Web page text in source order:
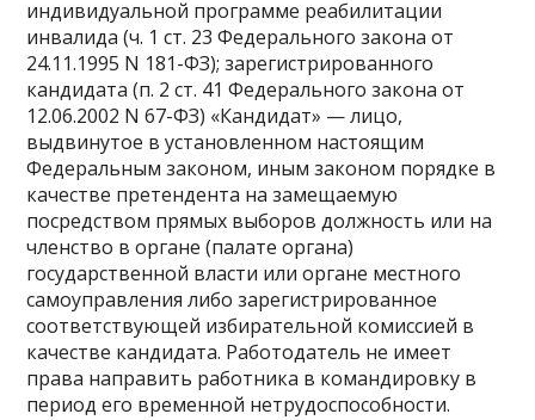
индивидуальной программе реабилитации
инвалида (ч. 1 ст. 23 Федерального закона от
24.11.1995 N 181-ФЗ); зарегистрированного
кандидата (п. 2 ст. 41 Федерального закона от
12.06.2002 N 67-ФЗ) «Кандидат» — лицо,
выдвинутое в установленном настоящим
Федеральным законом, иным законом порядке в
качестве претендента на замещаемую
посредством прямых выборов должность или на
членство в органе (палате органа)
государственной власти или органе местного
самоуправления либо зарегистрированное
соответствующей избирательной комиссией в
качестве кандидата. Работодатель не имеет
права направить работника в командировку в
период его временной нетрудоспособности.